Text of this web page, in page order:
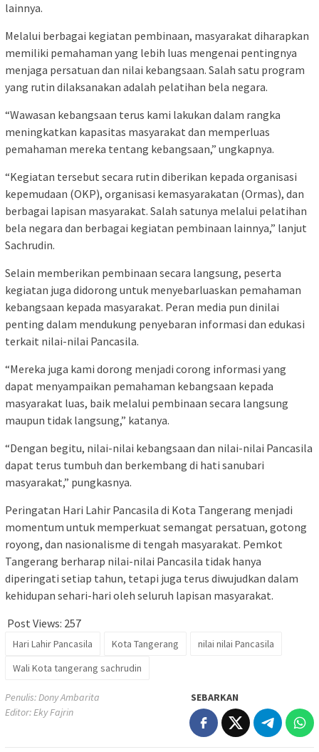
lainnya.
Melalui berbagai kegiatan pembinaan, masyarakat diharapkan
memiliki pemahaman yang lebih luas mengenai pentingnya
menjaga persatuan dan nilai kebangsaan. Salah satu program
yang rutin dilaksanakan adalah pelatihan bela negara.
“Wawasan kebangsaan terus kami lakukan dalam rangka
meningkatkan kapasitas masyarakat dan memperluas
pemahaman mereka tentang kebangsaan,” ungkapnya.
“Kegiatan tersebut secara rutin diberikan kepada organisasi
kepemudaan (OKP), organisasi kemasyarakatan (Ormas), dan
berbagai lapisan masyarakat. Salah satunya melalui pelatihan
bela negara dan berbagai kegiatan pembinaan lainnya,” lanjut
Sachrudin.
Selain memberikan pembinaan secara langsung, peserta
kegiatan juga didorong untuk menyebarluaskan pemahaman
kebangsaan kepada masyarakat. Peran media pun dinilai
penting dalam mendukung penyebaran informasi dan edukasi
terkait nilai-nilai Pancasila.
“Mereka juga kami dorong menjadi corong informasi yang
dapat menyampaikan pemahaman kebangsaan kepada
masyarakat luas, baik melalui pembinaan secara langsung
maupun tidak langsung,” katanya.
“Dengan begitu, nilai-nilai kebangsaan dan nilai-nilai Pancasila
dapat terus tumbuh dan berkembang di hati sanubari
masyarakat,” pungkasnya.
Peringatan Hari Lahir Pancasila di Kota Tangerang menjadi
momentum untuk memperkuat semangat persatuan, gotong
royong, dan nasionalisme di tengah masyarakat. Pemkot
Tangerang berharap nilai-nilai Pancasila tidak hanya
diperingati setiap tahun, tetapi juga terus diwujudkan dalam
kehidupan sehari-hari oleh seluruh lapisan masyarakat.
Post Views: 257
Hari Lahir Pancasila Kota Tangerang
nilai nilai Pancasila
Wali Kota tangerang sachrudin
Penulis: Dony Ambarita
Editor: Eky Fajrin
SEBARKAN